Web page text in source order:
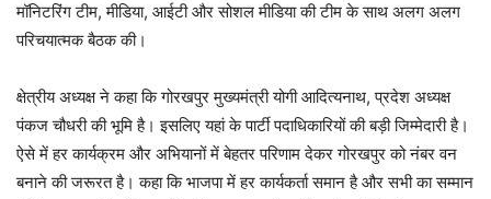
मॉनिटरिंग टीम, मीडिया, आईटी और सोशल मीडिया की टीम के साथ अलग अलग
परिचयात्मक बैठक की।
क्षेत्रीय अध्यक्ष ने कहा कि गोरखपुर मुख्यमंत्री योगी आदित्यनाथ, प्रदेश अध्यक्ष
पंकज चौधरी की भूमि है। इसलिए यहां के पार्टी पदाधिकारियों की बड़ी जिम्मेदारी है।
ऐसे में हर कार्यक्रम और अभियानों में बेहतर परिणाम देकर गोरखपुर को नंबर वन
बनाने की जरूरत है। कहा कि भाजपा में हर कार्यकर्ता समान है और सभी का सम्मान